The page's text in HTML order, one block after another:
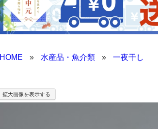
HOME » 水産品・魚介類 » 一夜干し
拡大画像を表示する